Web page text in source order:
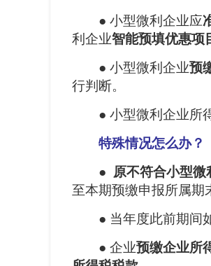
● 小型微利企业应
利企业智能预填优惠项
● 小型微利企业预
行判断。
● 小型微利企业所
特殊情况怎么办？
● 原不符合小型
至本期预缴申报所属期
● 当年度此前期间
● 企业预缴企业所